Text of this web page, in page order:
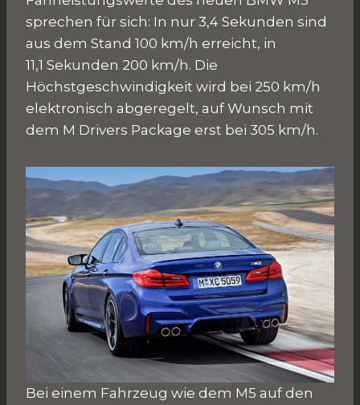
sprechen für sich: In nur 3,4 Sekunden sind
aus dem Stand 100 km/h erreicht, in
11,1 Sekunden 200 km/h. Die
Höchstgeschwindigkeit wird bei 250 km/h
elektronisch abgeregelt, auf Wunsch mit
dem M Drivers Package erst bei 305 km/h.
Bei einem Fahrzeug wie dem M5 auf den